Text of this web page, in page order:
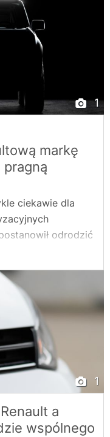
1
markę
ciekawie dla
odrodzić
1
a
wspólnego